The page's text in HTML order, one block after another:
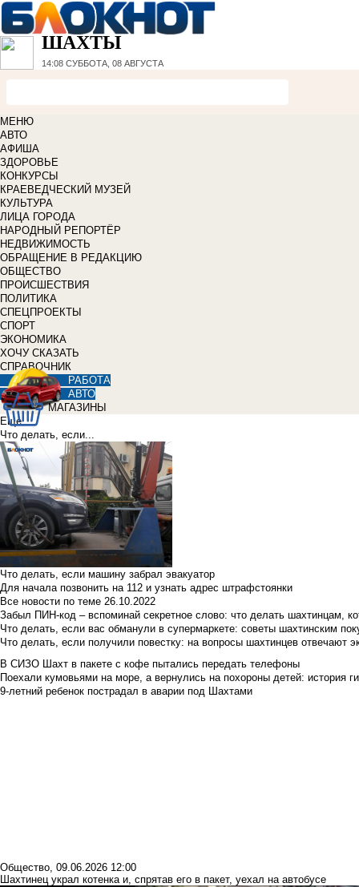
ШАХТЫ
14:08 СУББОТА, 08 АВГУСТА
МЕНЮ
АВТО
АФИША
ЗДОРОВЬЕ
КОНКУРСЫ
КРАЕВЕДЧЕСКИЙ МУЗЕЙ
КУЛЬТУРА
ЛИЦА ГОРОДА
НАРОДНЫЙ РЕПОРТЁР
НЕДВИЖИМОСТЬ
ОБРАЩЕНИЕ В РЕДАКЦИЮ
ОБЩЕСТВО
ПРОИСШЕСТВИЯ
ПОЛИТИКА
СПЕЦПРОЕКТЫ
СПОРТ
ЭКОНОМИКА
ХОЧУ СКАЗАТЬ
СПРАВОЧНИК
РАБОТА
АВТО
МАГАЗИНЫ
Еще
Что делать, если...
Что делать, если машину забрал эвакуатор
Для начала позвонить на 112 и узнать адрес штрафстоянки
Все новости по теме 26.10.2022
Забыл ПИН-код – вспоминай секретное слово: что делать шахтинцам,
Что делать, если вас обманули в супермаркете: советы шахтинским
Что делать, если получили повестку: на вопросы шахтинцев отвечают
В СИЗО Шахт в пакете с кофе пытались передать телефоны
Поехали кумовьями на море, а вернулись на похороны детей: история
9-летний ребенок пострадал в аварии под Шахтами
Общество, 09.06.2026 12:00
Шахтинец украл котенка и, спрятав его в пакет, уехал на автобусе